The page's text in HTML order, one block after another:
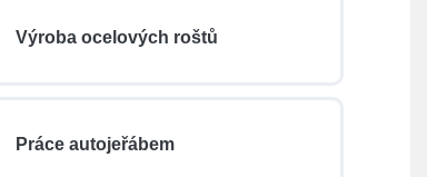
Výroba ocelových roštů
Práce autojeřábem